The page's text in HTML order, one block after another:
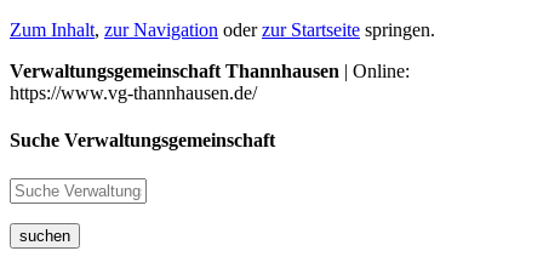
Zum Inhalt, zur Navigation oderzur Startseite springen.
Verwaltungsgemeinschaft Thannhausen | Online:
https://www.vg-thannhausen.de/
Suche Verwaltungsgemeinschaft
suchen